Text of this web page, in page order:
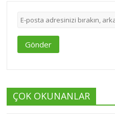
Gönder
ÇOK OKUNANLAR